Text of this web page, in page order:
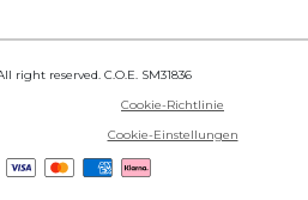
right reserved. C.O.E. SM31836
Cookie-Richtlinie
Cookie-Einstellungen